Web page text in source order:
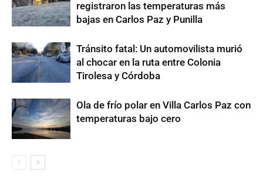
registraron las temperaturas más
bajas en Carlos Paz y Punilla
Tránsito fatal: Un automovilista murió
al chocar en la ruta entre Colonia
Tirolesa y Córdoba
Ola de frío polar en Villa Carlos Paz con
temperaturas bajo cero